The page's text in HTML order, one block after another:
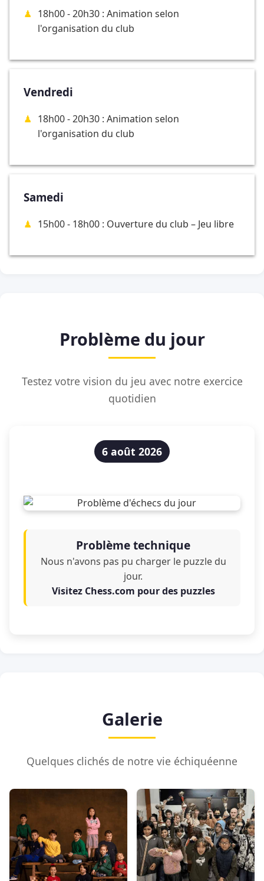
18h00 - 20h30 : Animation selon
l'organisation du club
Vendredi
18h00 - 20h30 : Animation selon
l'organisation du club
Samedi
15h00 - 18h00 : Ouverture du club – Jeu libre
Problème du jour
Testez votre vision du jeu avec notre exercice
quotidien
6 août 2026
Problème technique
Nous n'avons pas pu charger le puzzle du
jour.
Visitez Chess.com pour des puzzles
Galerie
Quelques clichés de notre vie échiquéenne